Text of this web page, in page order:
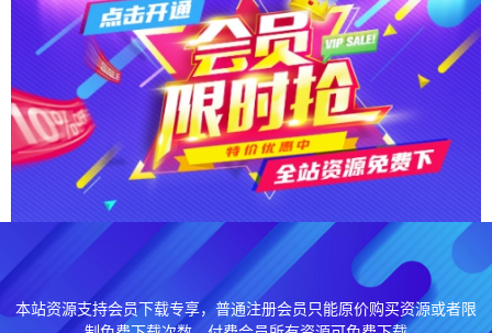
本站资源支持会员下载专享，普通注册会员只能原价购买资源或者限